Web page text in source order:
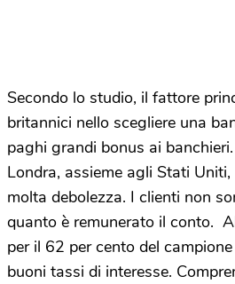
Secondo lo studio, il fattore
britannici nello scegliere una
paghi grandi bonus ai
Londra, assieme agli Stati
molta debolezza. I clienti non
quanto è remunerato il conto.
per il 62 per cento del
buoni tassi di interesse.